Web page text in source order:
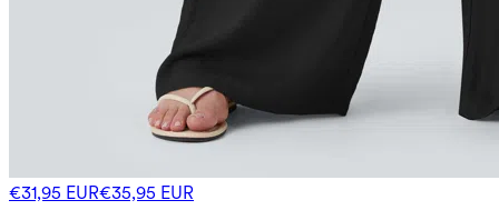
€31,95 EUR€35,95 EUR